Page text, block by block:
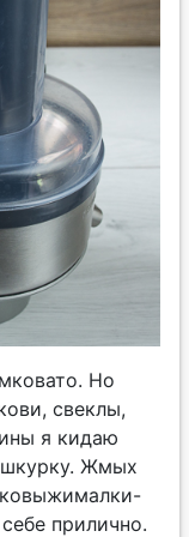
Но
свеклы,
я кидаю
шкурку. Жмых
прилично.